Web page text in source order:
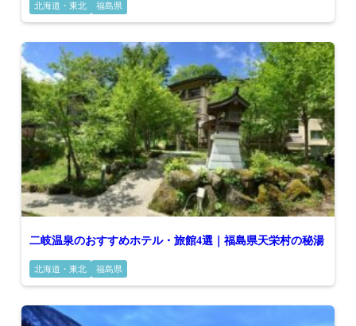
北海道・東北 福島県
二岐温泉のおすすめホテル・旅館4選｜福島県天栄村の秘湯
北海道・東北 福島県